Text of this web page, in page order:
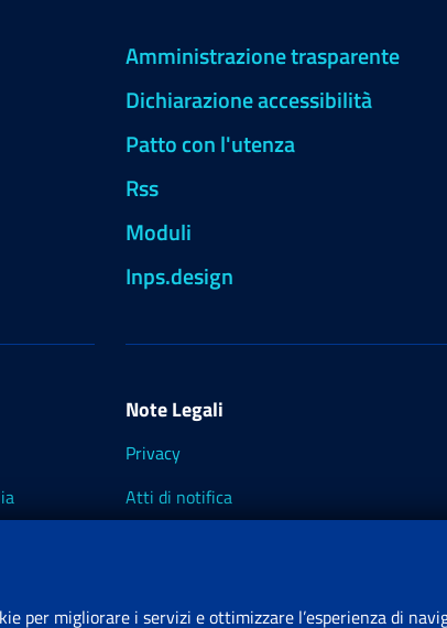
Amministrazione trasparente
Dichiarazione accessibilità
Patto con l'utenza
Rss
Moduli
Inps.design
Note Legali
Privacy
Atti di notifica
per migliorare i servizi e ottimizzare l’esperienza di